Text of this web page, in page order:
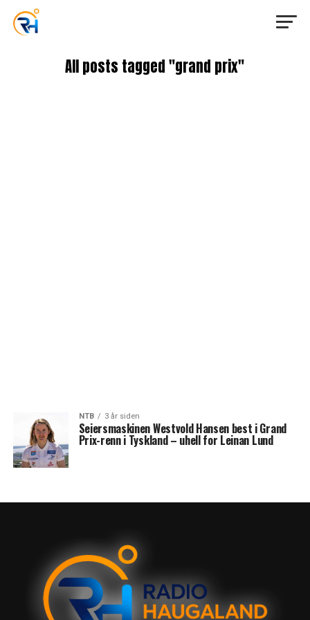
All posts tagged "grand prix"
NTB 3 år siden
Seiersmaskinen Westvold Hansen best i Grand
Prix-renn i Tyskland – uhell for Leinan Lund